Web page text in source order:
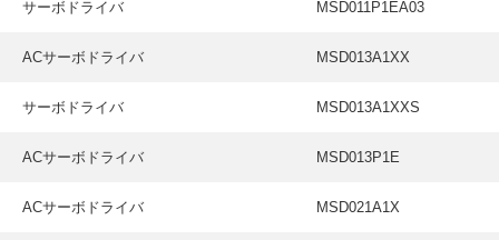
サーボドライバ MSD011P1EA03
ACサーボドライバ MSD013A1XX
サーボドライバ MSD013A1XXS
ACサーボドライバ MSD013P1E
ACサーボドライバ MSD021A1X